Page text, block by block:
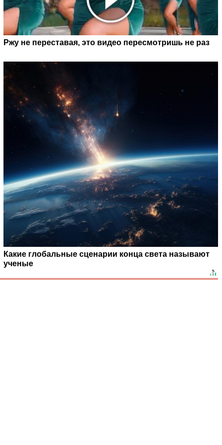
Ржу не переставая, это видео пересмотришь не раз
Какие глобальные сценарии конца света называют
ученые